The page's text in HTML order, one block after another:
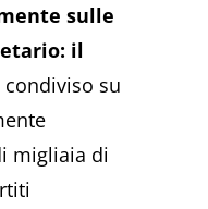
sulle
il
condiviso su
migliaia di